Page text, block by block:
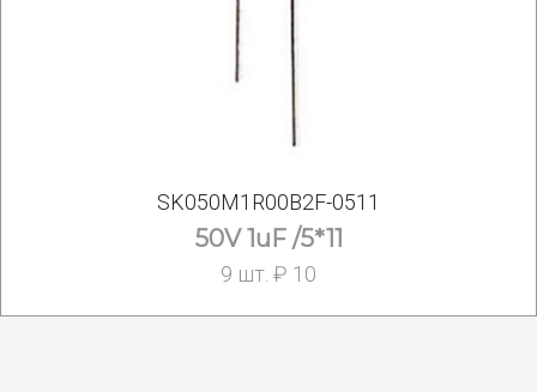
SK050M1R00B2F-0511
50V 1uF /5*11
9 шт. ₽ 10